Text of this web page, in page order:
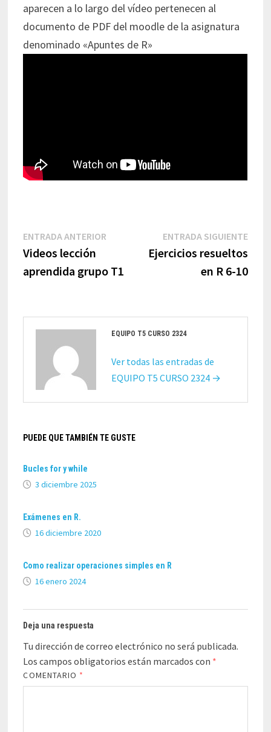
aparecen a lo largo del vídeo pertenecen al
documento de PDF del moodle de la asignatura
denominado «Apuntes de R»
Navegación
entradas
ENTRADA ANTERIOR
Videos lección
aprendida grupo T1
ENTRADA SIGUIENTE
Ejercicios resueltos
en R 6-10
EQUIPO T5 CURSO 2324
Ver todas las entradas de
EQUIPO T5 CURSO 2324 →
PUEDE QUE TAMBIÉN TE GUSTE
Bucles for y while
3 diciembre 2025
Exámenes en R.
16 diciembre 2020
Como realizar operaciones simples en R
16 enero 2024
Deja una respuesta
Tu dirección de correo electrónico no será publicada.
Los campos obligatorios están marcados con *
COMENTARIO *